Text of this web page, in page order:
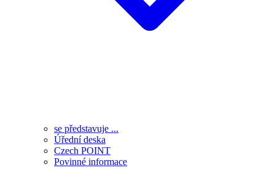
se představuje ...
Úřední deska
Czech POINT
Povinné informace